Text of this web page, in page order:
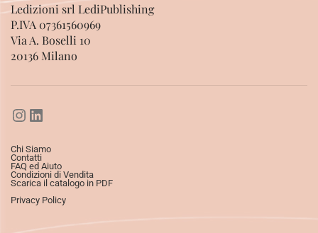
Ledizioni srl LediPublishing
P.IVA 07361560969
Via A. Boselli 10
20136 Milano
Chi Siamo
Contatti
FAQ ed Aiuto
Condizioni di Vendita
Scarica il catalogo in PDF
Privacy Policy